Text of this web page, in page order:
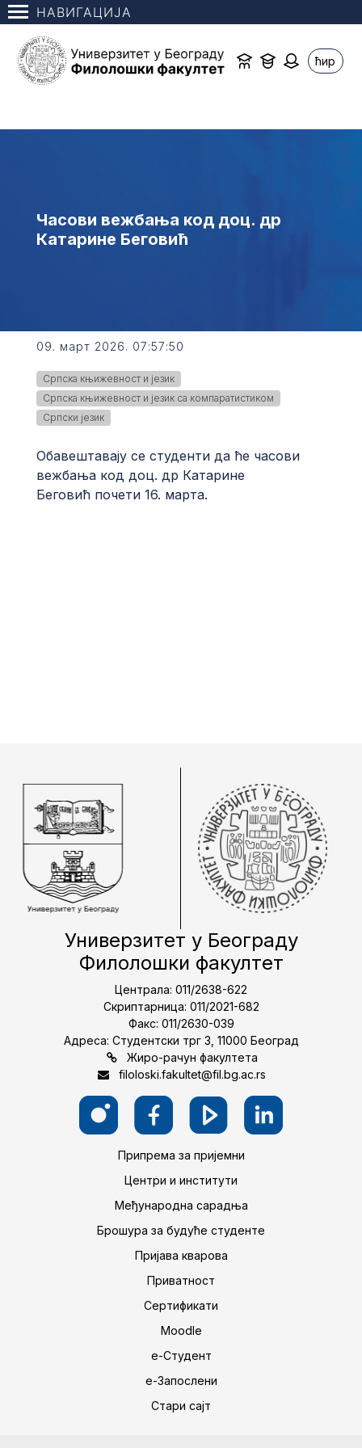
НАВИГАЦИЈА
ћир
Часови вежбања код доц. др
Катарине Беговић
09. март 2026. 07:57:50
Српска књижевност и језик
Српска књижевност и језик са компаратистиком
Српски језик
Обавештавају се студенти да ће часови
вежбања код доц. др Катарине
Беговић почети 16. марта.
Универзитет у Београду
Филолошки факултет
Централа: 011/2638-622
Скриптарница: 011/2021-682
Факс: 011/2630-039
Адреса: Студентски трг 3, 11000 Београд
Жиро-рачун факултета
filoloski.fakultet@fil.bg.ac.rs
Припрема за пријемни
Центри и институти
Међународна сарадња
Брошура за будуће студенте
Пријава кварова
Приватност
Сертификати
Moodle
е-Студент
е-Запослени
Стари сајт